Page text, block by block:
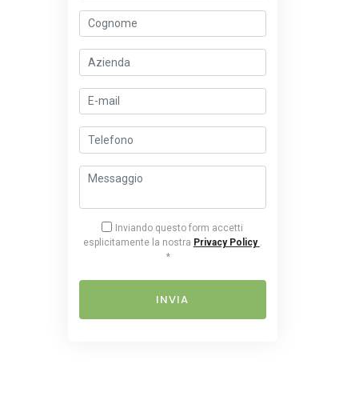
Inviando questo form accetti
esplicitamente la nostra Privacy Policy .
*
INVIA